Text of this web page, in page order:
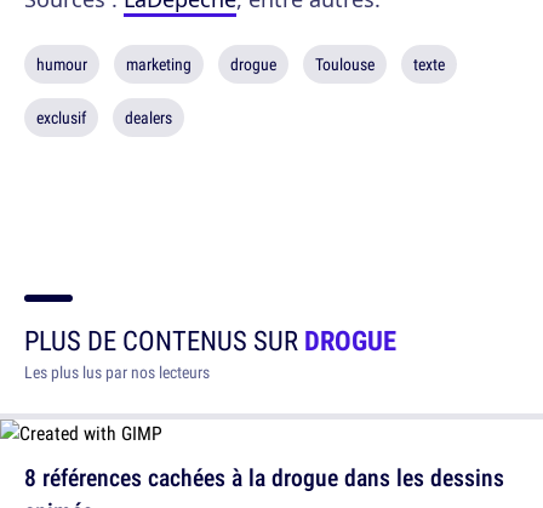
humour marketing drogue Toulouse texte
exclusif dealers
PLUS DE CONTENUS SURDROGUE
Les plus lus par nos lecteurs
8 références cachées à la drogue dans les dessins